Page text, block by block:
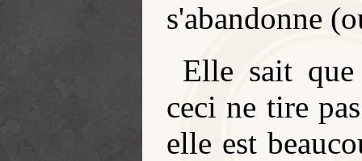
s'abandonne
Elle sait
ceci ne tire
elle est